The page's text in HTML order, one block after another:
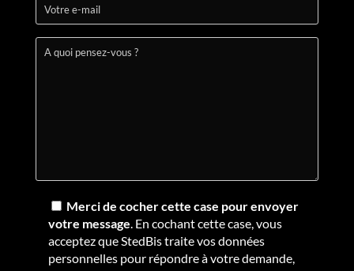
Merci de cocher cette case pour envoyer
votre message. En cochant cette case, vous
acceptez que StedBis traite vos données
personnelles pour répondre à votre demande,